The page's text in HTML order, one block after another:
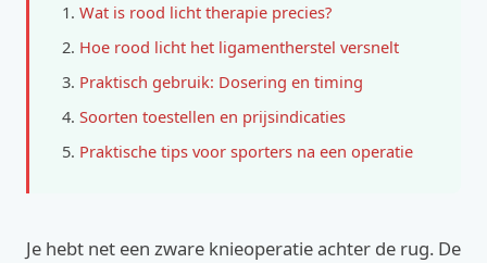
Wat is rood licht therapie precies?
Hoe rood licht het ligamentherstel versnelt
Praktisch gebruik: Dosering en timing
Soorten toestellen en prijsindicaties
Praktische tips voor sporters na een operatie
Je hebt net een zware knieoperatie achter de rug. De